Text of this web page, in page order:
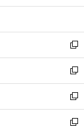
開
ン
ウ
で
開
く
ウ
ン
ド
ウ
で
開
く
新
し
い
ウ
ィ
ン
ド
新
し
い
ウ
ィ
新
し
い
新